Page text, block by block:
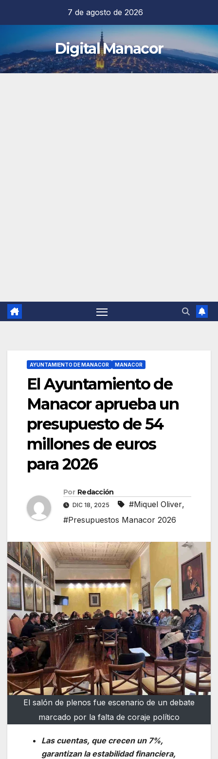
contenido
7 de agosto de 2026
Digital Manacor
AYUNTAMIENTO DE MANACOR MANACOR
El Ayuntamiento de
Manacor aprueba un
presupuesto de 54
millones de euros
para 2026
Por Redacción
DIC 18, 2025 #Miquel Oliver,
#Presupuestos Manacor 2026
El salón de plenos fue escenario de un debate
marcado por la falta de coraje político
Las cuentas, que crecen un 7%,
garantizan la estabilidad financiera,